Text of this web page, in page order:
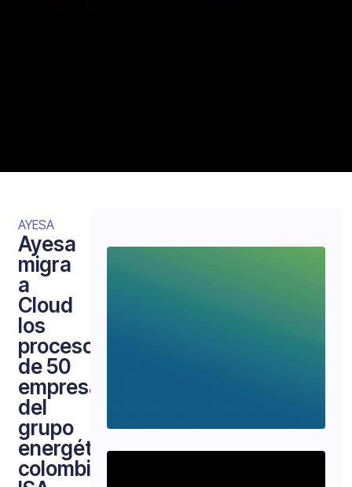
AYESA
Ayesa
migra
a
Cloud
los
procesos
de 50
empresas
del
grupo
energético
colombiano